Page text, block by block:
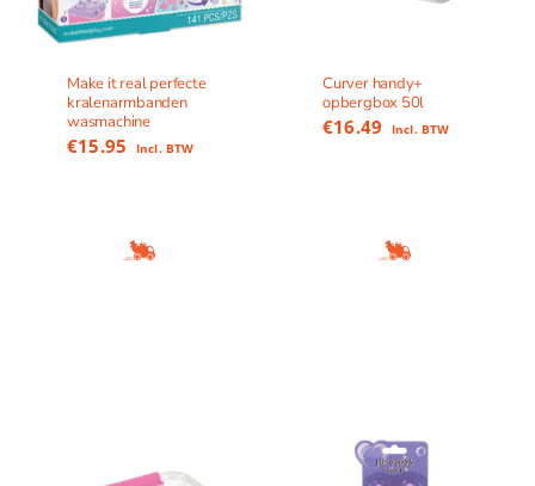
Make it real perfecte
kralenarmbanden
wasmachine
€15.95 Incl. BTW
Curver handy+
opbergbox 50l
€16.49 Incl. BTW